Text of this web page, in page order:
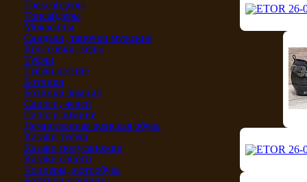
Трексайдеры
Топсайдеры
Мокасины
Сандали, тапочки мужские
Кроссовки, кеды
Туфли
Туфли летние
Ботинки
Ботинки зимние
Сапоги, челси
Сапоги зимние
Демисезонная женская обувь
Казаки туфли
Казаки полусапожки
Казаки сапоги
Чопперы, мотообувь